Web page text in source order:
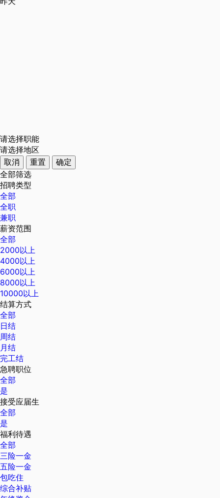
请选择职能
请选择地区
取消
重置
确定
全部筛选
招聘类型
全部
全职
兼职
薪资范围
全部
2000以上
4000以上
6000以上
8000以上
10000以上
结算方式
全部
日结
周结
月结
完工结
急聘职位
全部
是
接受应届生
全部
是
福利待遇
全部
三险一金
五险一金
包吃住
综合补贴